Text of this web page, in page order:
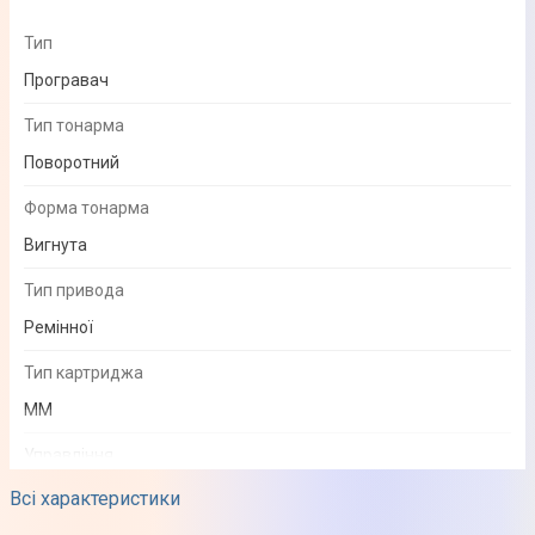
Всі характеристики
Тип
Програвач
Тип тонарма
Поворотний
Форма тонарма
Вигнута
Тип привода
Ремінної
Тип картриджа
MM
Ручне